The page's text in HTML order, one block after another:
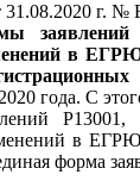
г. №
заявлений
в
года. С
Р13001,
в
форма